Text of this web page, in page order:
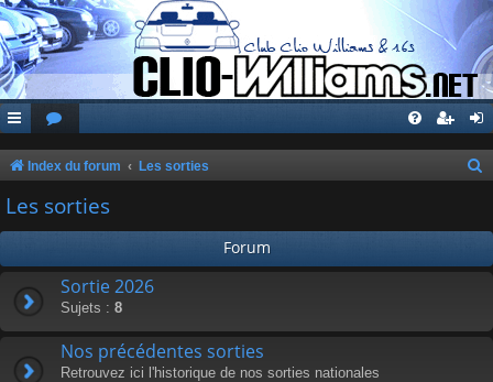
Index du forum Les sorties
Les sorties
Forum
Sortie 2026
Sujets : 8
Nos précédentes sorties
Retrouvez ici l'historique de nos sorties nationales